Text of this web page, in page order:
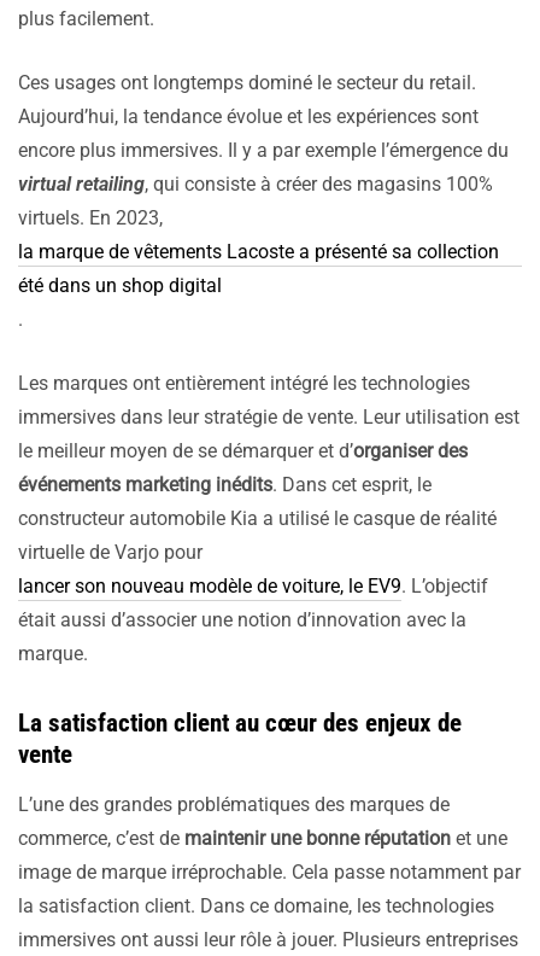
plus facilement.
Ces usages ont longtemps dominé le secteur du retail.
Aujourd’hui, la tendance évolue et les expériences sont
encore plus immersives. Il y a par exemple l’émergence du
virtual retailing, qui consiste à créer des magasins 100%
virtuels. En 2023,
la marque de vêtements Lacoste a présenté sa collection
été dans un shop digital
.
Les marques ont entièrement intégré les technologies
immersives dans leur stratégie de vente. Leur utilisation est
le meilleur moyen de se démarquer et d’organiser des
événements marketing inédits. Dans cet esprit, le
constructeur automobile Kia a utilisé le casque de réalité
virtuelle de Varjo pour
lancer son nouveau modèle de voiture, le EV9. L’objectif
était aussi d’associer une notion d’innovation avec la
marque.
La satisfaction client au cœur des enjeux de
vente
L’une des grandes problématiques des marques de
commerce, c’est de maintenir une bonne réputation et une
image de marque irréprochable. Cela passe notamment par
la satisfaction client. Dans ce domaine, les technologies
immersives ont aussi leur rôle à jouer. Plusieurs entreprises